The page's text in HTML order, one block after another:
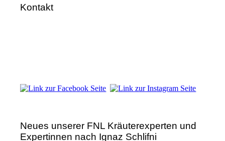
Kontakt
Neues unserer FNL Kräuterexperten und
Expertinnen nach Ignaz Schlifni